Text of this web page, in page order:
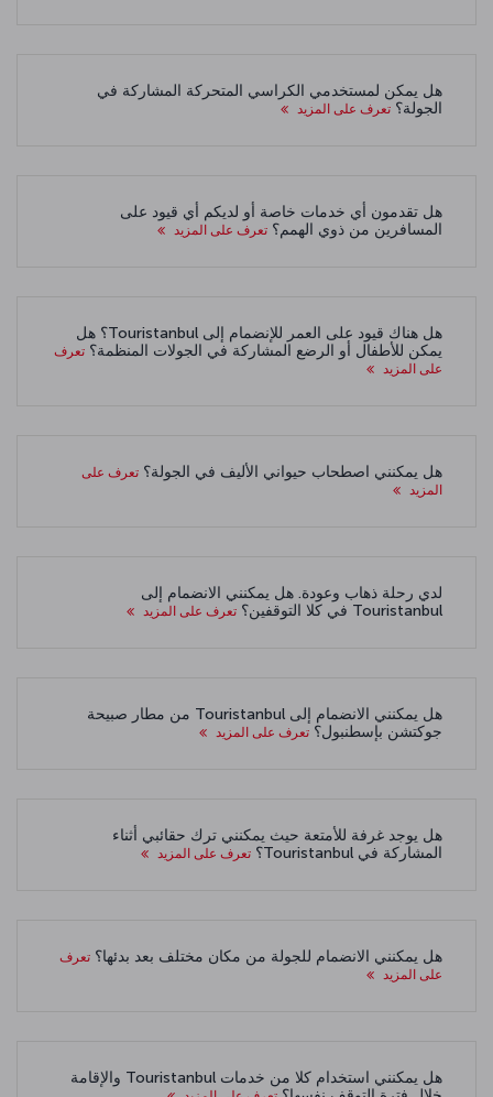
هل يمكن لمستخدمي الكراسي المتحركة المشاركة في
الجولة؟ تعرف على المزيد
هل تقدمون أي خدمات خاصة أو لديكم أي قيود على
المسافرين من ذوي الهمم؟ تعرف على المزيد
هل هناك قيود على العمر للإنضمام إلى Touristanbul؟ هل
يمكن للأطفال أو الرضع المشاركة في الجولات المنظمة؟ تعرف
على المزيد
هل يمكنني اصطحاب حيواني الأليف في الجولة؟ تعرف على
المزيد
لدي رحلة ذهاب وعودة. هل يمكنني الانضمام إلى
Touristanbul في كلا التوقفين؟
تعرف على المزيد
هل يمكنني الانضمام إلى Touristanbul من مطار صبيحة
جوكتشن بإسطنبول؟ تعرف على المزيد
هل يوجد غرفة للأمتعة حيث يمكنني ترك حقائبي أثناء
المشاركة في Touristanbul؟
تعرف على المزيد
هل يمكنني الانضمام للجولة من مكان مختلف بعد بدئها؟ تعرف
على المزيد
هل يمكنني استخدام كلا من خدمات Touristanbul والإقامة